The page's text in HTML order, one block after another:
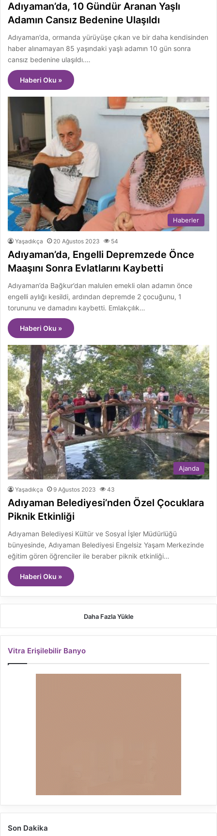
Adıyaman’da, 10 Gündür Aranan Yaşlı
Adamın Cansız Bedenine Ulaşıldı
Adıyaman’da, ormanda yürüyüşe çıkan ve bir daha kendisinden
haber alınamayan 85 yaşındaki yaşlı adamın 10 gün sonra
cansız bedenine ulaşıldı.…
Haberi Oku »
Haberler
Yaşadıkça 20 Ağustos 2023 54
Adıyaman’da, Engelli Depremzede Önce
Maaşını Sonra Evlatlarını Kaybetti
Adıyaman’da Bağkur’dan malulen emekli olan adamın önce
engelli aylığı kesildi, ardından depremde 2 çocuğunu, 1
torununu ve damadını kaybetti. Emlakçılık…
Haberi Oku »
Ajanda
Yaşadıkça 9 Ağustos 2023 43
Adıyaman Belediyesi’nden Özel Çocuklara
Piknik Etkinliği
Adıyaman Belediyesi Kültür ve Sosyal İşler Müdürlüğü
bünyesinde, Adıyaman Belediyesi Engelsiz Yaşam Merkezinde
eğitim gören öğrenciler ile beraber piknik etkinliği…
Haberi Oku »
Daha Fazla Yükle
Vitra Erişilebilir Banyo
Son Dakika